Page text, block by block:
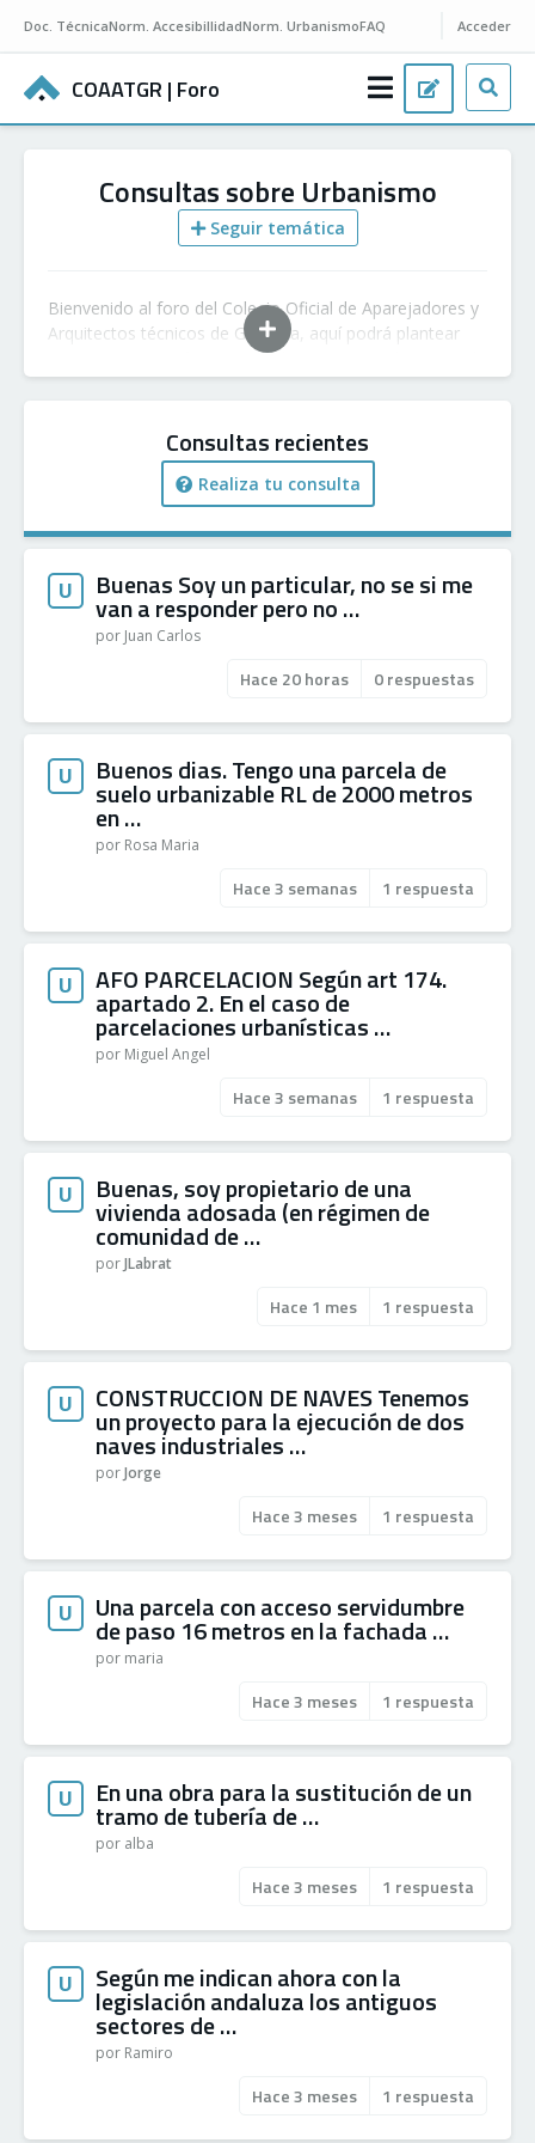
Doc. TécnicaNorm. AccesibillidadNorm. UrbanismoFAQ Acceder
COAATGR | Foro
Consultas sobre Urbanismo
Seguir temática
Bienvenido al foro del Colegio Oficial de Aparejadores y
Arquitectos técnicos de Granada, aquí podrá plantear
sus cuestiones referentes a urbanismo y será asesorado
por nuestra comunidad, formada por aparejadores y
Consultas recientes
Realiza tu consulta
U Buenas Soy un particular, no se si me
van a responder pero no …
por Juan Carlos
Hace 20 horas 0 respuestas
U Buenos dias. Tengo una parcela de
suelo urbanizable RL de 2000 metros
en …
por Rosa Maria
Hace 3 semanas 1 respuesta
U AFO PARCELACION Según art 174.
apartado 2. En el caso de
parcelaciones urbanísticas …
por Miguel Angel
Hace 3 semanas 1 respuesta
U Buenas, soy propietario de una
vivienda adosada (en régimen de
comunidad de …
porJLabrat
Hace 1 mes 1 respuesta
U CONSTRUCCION DE NAVES Tenemos
un proyecto para la ejecución de dos
naves industriales …
porJorge
Hace 3 meses 1 respuesta
U Una parcela con acceso servidumbre
de paso 16 metros en la fachada …
por maria
Hace 3 meses 1 respuesta
U En una obra para la sustitución de un
tramo de tubería de …
por alba
Hace 3 meses 1 respuesta
U Según me indican ahora con la
legislación andaluza los antiguos
sectores de …
por Ramiro
Hace 3 meses 1 respuesta